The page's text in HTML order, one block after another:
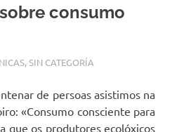
consumo
,SIN CATEGORÍA
de persoas asistimos na
«Consumo consciente para
que os produtores ecolóxicos